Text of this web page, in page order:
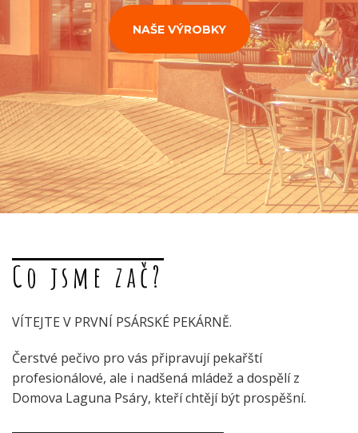
NAŠE VÝROBKY
Co jsme zač?
VÍTEJTE V PRVNÍ PSÁRSKÉ PEKÁRNĚ.
Čerstvé pečivo pro vás připravují pekařští
profesionálové, ale i nadšená mládež a dospělí z
Domova Laguna Psáry, kteří chtějí být prospěšní.